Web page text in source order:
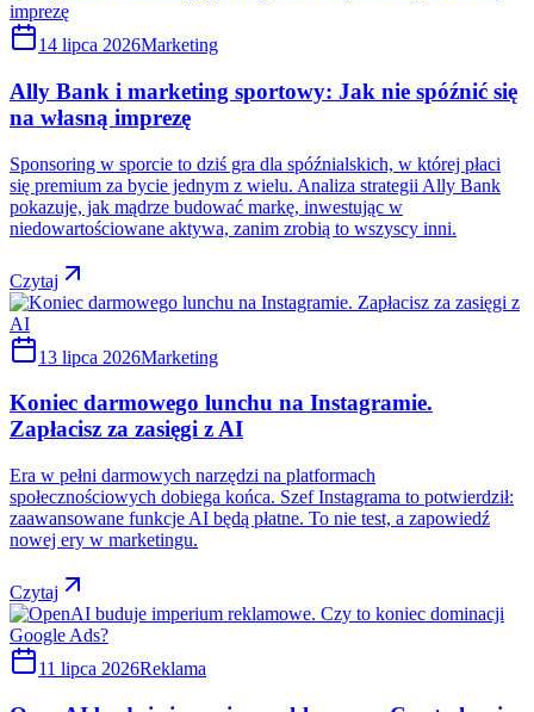
14 lipca 2026Marketing
Ally Bank i marketing sportowy: Jak nie spóźnić się
na własną imprezę
Sponsoring w sporcie to dziś gra dla spóźnialskich, w której płaci
się premium za bycie jednym z wielu. Analiza strategii Ally Bank
pokazuje, jak mądrze budować markę, inwestując w
niedowartościowane aktywa, zanim zrobią to wszyscy inni.
Czytaj
13 lipca 2026Marketing
Koniec darmowego lunchu na Instagramie.
Zapłacisz za zasięgi z AI
Era w pełni darmowych narzędzi na platformach
społecznościowych dobiega końca. Szef Instagrama to potwierdził:
zaawansowane funkcje AI będą płatne. To nie test, a zapowiedź
nowej ery w marketingu.
Czytaj
11 lipca 2026Reklama